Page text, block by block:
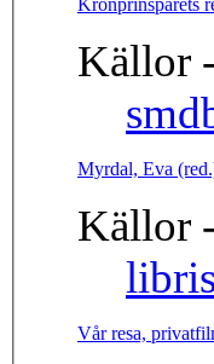
Kronprinsparets
Källor
Myrdal, Eva
Källor
Vår resa,